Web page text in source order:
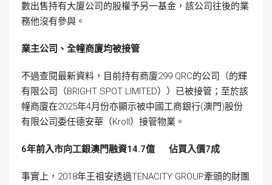
數出售持有大廈公司的股權予另一基金，該公司往後的業
務他沒有參與。
業主公司、全幢商廈均被接管
不過查閱最新資料，目前持有商廈299 QRC的公司（的輝
有限公司（BRIGHT SPOT LIMITED））已被接管；至於該
幢商廈在2025年4月份亦顯示被中國工商銀行(澳門)股份
有限公司委任德安華（Kroll）接管物業。
6年前入市向工銀澳門融資14.7億 佔買入價7成
事實上，2018年王祖安透過TENACITY GROUP牽頭的財團